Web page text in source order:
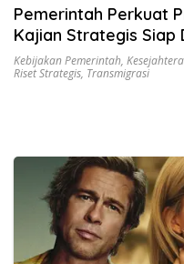
Pemerintah Perkuat
Kajian Strategis Siap
Kebijakan Pemerintah,
Riset Strategis, Transmigrasi